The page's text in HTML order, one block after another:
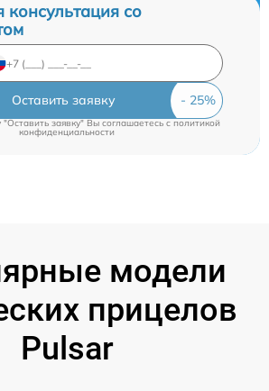
консультация со
Оставить заявку
заявку" Вы соглашаетесь c политикой
конфиденциальности
модели
прицелов
Pulsar